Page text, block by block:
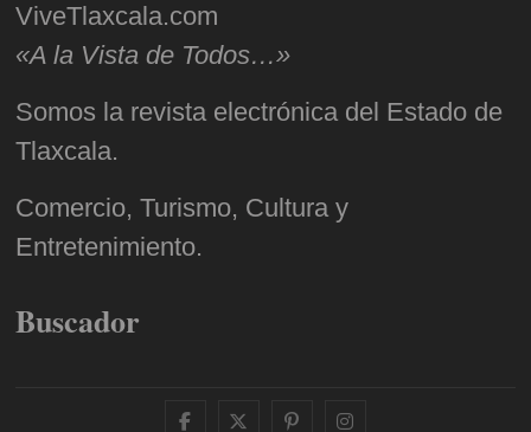
ViveTlaxcala.com
«A la Vista de Todos…»
Somos la revista electrónica del Estado de
Tlaxcala.
Comercio, Turismo, Cultura y
Entretenimiento.
Buscador
facebooktwitter
pinterestinstagram